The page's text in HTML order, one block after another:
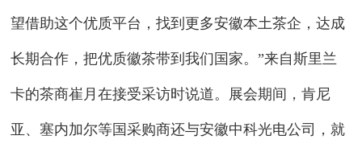
望借助这个优质平台，找到更多安徽本土茶企，达成
长期合作，把优质徽茶带到我们国家。”来自斯里兰
卡的茶商崔月在接受采访时说道。展会期间，肯尼
亚、塞内加尔等国采购商还与安徽中科光电公司，就